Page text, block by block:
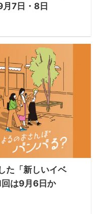
月7日・8日
た「新しいイベ
回は9月6日か